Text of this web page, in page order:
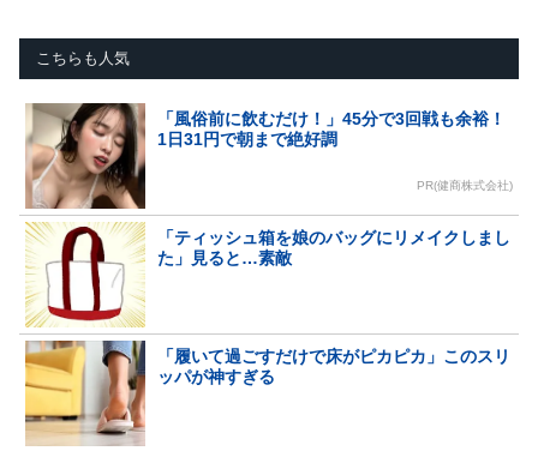
こちらも人気
「風俗前に飲むだけ！」45分で3回戦も余裕！
1日31円で朝まで絶好調
PR(健商株式会社)
「ティッシュ箱を娘のバッグにリメイクしまし
た」見ると…素敵
「履いて過ごすだけで床がピカピカ」このスリ
ッパが神すぎる